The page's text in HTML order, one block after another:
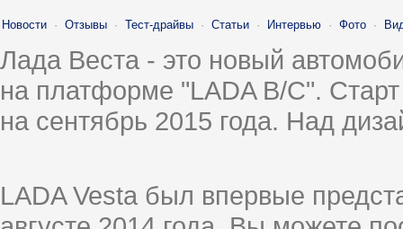
Новости · Отзывы · Тест-драйвы · Статьи · Интервью · Фото ·
Лада Веста - это новый
на платформе "LADA B/C".
на сентябрь 2015 года. Над
LADA Vesta был впервые